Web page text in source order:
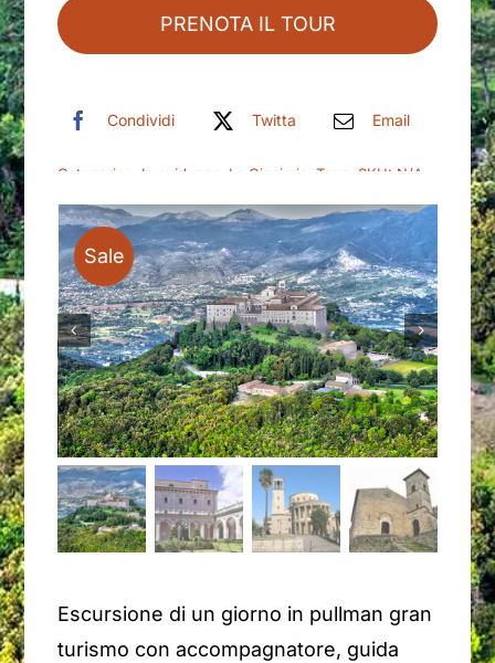
PRENOTA IL TOUR
Condividi Twitta Email
Categories: In evidenza La Ciociaria ,Tour SKU: N/A
Sale
Escursione di un giorno in pullman gran
turismo con accompagnatore, guida